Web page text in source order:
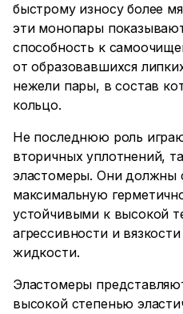
быстрому износу более
эти монопары
способность к
от образовавшихся
нежели пары, в состав
кольцо.
Не последнюю роль
вторичных уплотнений,
эластомеры. Они должны
максимальную
устойчивыми к высокой
агрессивности и
жидкости.
Эластомеры
высокой степенью